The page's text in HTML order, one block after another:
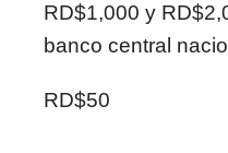
RD$1,000 y
banco central
RD$50